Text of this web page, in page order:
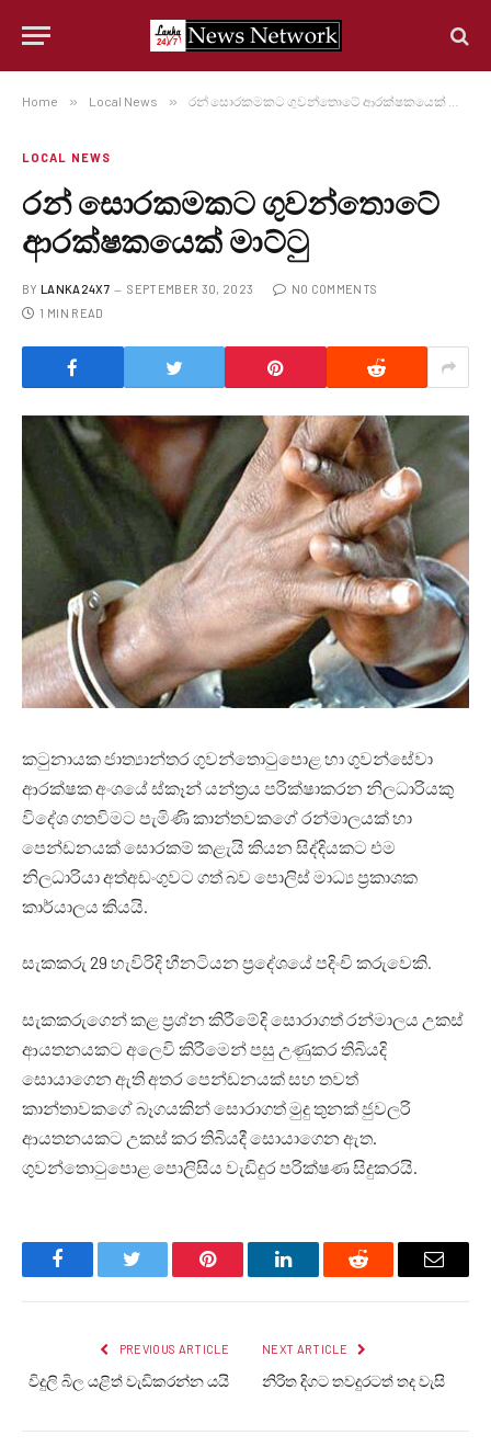
Home » Local News » රන් සොරකමකට ගුවන්තොටේ ආරක්ෂකයෙක් මාට්ටු
LOCAL NEWS
රන් සොරකමකට ගුවන්තොටේ
ආරක්ෂකයෙක් මාට්ටු
BY LANKA24X7 SEPTEMBER 30, 2023
NO COMMENTS
1 MIN READ
කටුනායක ජාත්‍යාන්තර ගුවන්තොටුපොළ හා ගුවන්සේවා
ආරක්ෂක අංශයේ ස්කෑන් යන්ත්‍රය පරික්ෂාකරන නිලධාරියකු
විදේශ ගතවිමට පැමිණි කාන්තවකගේ රන්මාලයක් හා
පෙන්ඩනයක් සොරකම් කළැයි කියන සිද්දියකට එම
නිලධාරියා අත්අඩංගුවට ගත් බව පොලිස් මාධ්‍ය ප්‍රකාශක
කාර්යාලය කියයි.
සැකකරු 29 හැවිරිදි හීනටියන ප්‍රදේශයේ පදිංචි කරුවෙකි.
සැකකරුගෙන් කළ ප්‍රශ්න කිරීමේදි සොරාගත් රන්මාලය උකස්
ආයතනයකට අලෙවි කිරීමෙන් පසු උණුකර තිබියදි
සොයාගෙන ඇති අතර පෙන්ඩනයක් සහ තවත්
කාන්තාවකගේ බෑගයකින් සොරාගත් මුදු තුනක් ජුවලරි
ආයතනයකට උකස් කර තිබියදී සොයාගෙන ඇත.
ගුවන්තොටුපොළ පොලිසිය වැඩිදුර පරික්ෂණ සිදුකරයි.
FacebookTwitter Pinterest LinkedInReddit Email
PREVIOUS ARTICLE
විදුලි බිල යළිත් වැඩිකරන්න යයි
NEXT ARTICLE
නිරිත දිගට තවදුරටත් තද වැසි